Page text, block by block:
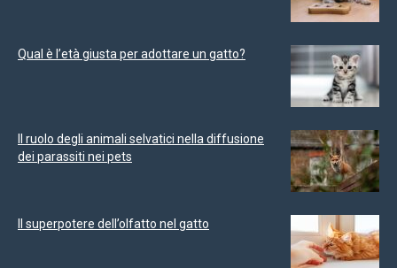
Qual è l’età giusta per adottare un gatto?
Il ruolo degli animali selvatici nella diffusione
dei parassiti nei pets
Il superpotere dell’olfatto nel gatto